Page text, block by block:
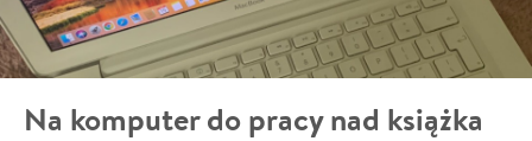
Na komputer do pracy nad książka